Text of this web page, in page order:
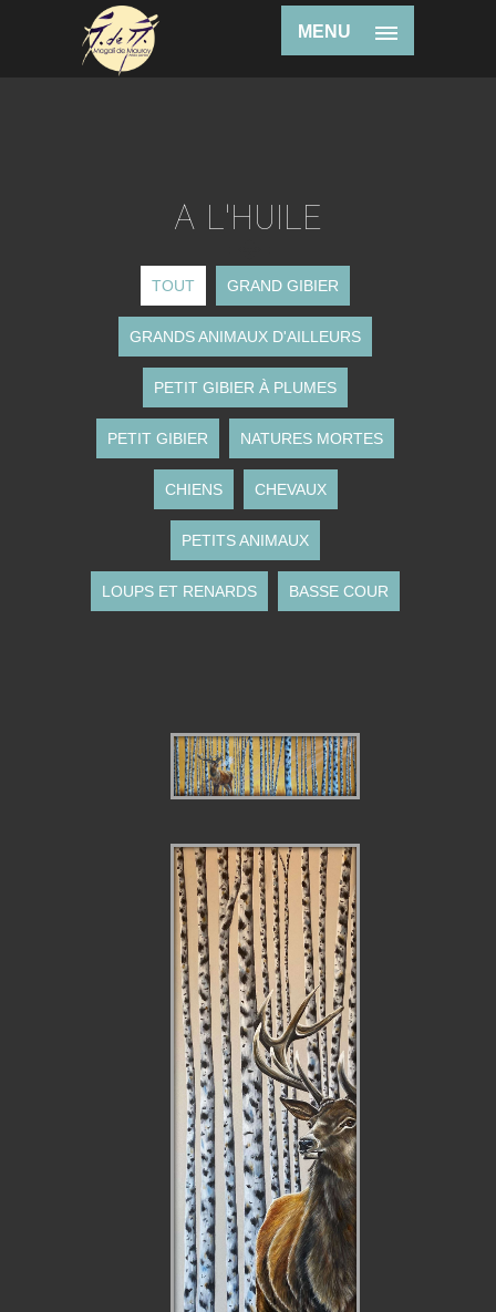
MENU
A L'HUILE
TOUT GRAND GIBIER
GRANDS ANIMAUX D'AILLEURS
PETIT GIBIER À PLUMES
PETIT GIBIER NATURES MORTES
CHIENS CHEVAUX
PETITS ANIMAUX
LOUPS ET RENARDS BASSE COUR
CERF DANS LES
BOULEAUX DORÉS
DEMI CERF DANS
LES BOULEAUX